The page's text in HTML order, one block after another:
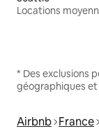
* Des exclusions
géographiques
Airbnb France